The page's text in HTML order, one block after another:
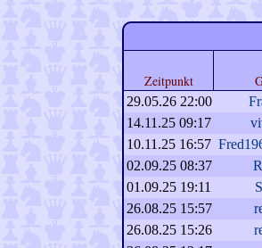
Zeitpunkt
29.05.26 22:00
14.11.25 09:17
10.11.25 16:57
02.09.25 08:37
01.09.25 19:11
26.08.25 15:57
26.08.25 15:26